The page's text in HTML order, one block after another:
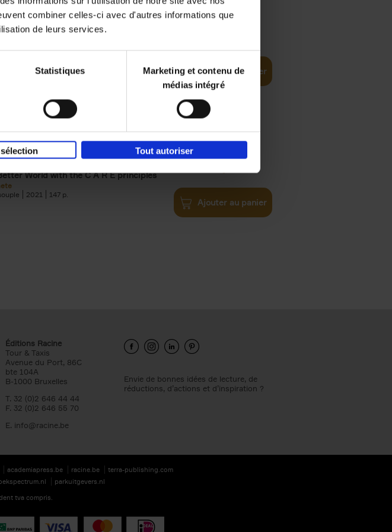
combiner celles-ci avec d'autres informations que
de leurs services.
Statistiques
Marketing et contenu de
médias intégré
Tout autoriser
like a PRO -
revised edition
Ajouter au panier
Brand Care?
World with the C A R E principles
2021 147
€34,99
Ajouter au panier
Éditions Racine
Tour & Taxis
Avenue du Port, 86C
bte 104A
B-1000 Bruxelles
T. 32 (0)2 646 44 44
F. 32 (0)2 646 55 70
E. info@racine.be
Envie de bonnes idées de lecture, de
réductions, d’actions et d’inspiration ?
academiapress.be racine.be
terra-publishing.com
parkuitgevers.nl
tva compris.